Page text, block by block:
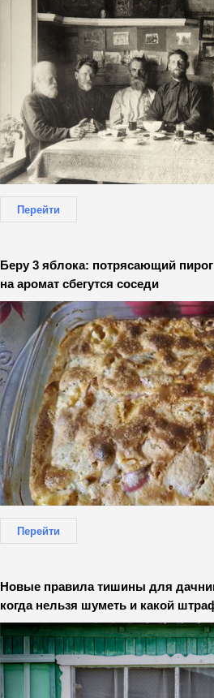
Перейти
Беру 3 яблока: потрясающий
на аромат сбегутся соседи
Перейти
Новые правила тишины для
когда нельзя шуметь и какой